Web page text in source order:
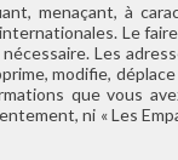
menaçant, à
Le
Les
modifie,
que vous
ni « Les